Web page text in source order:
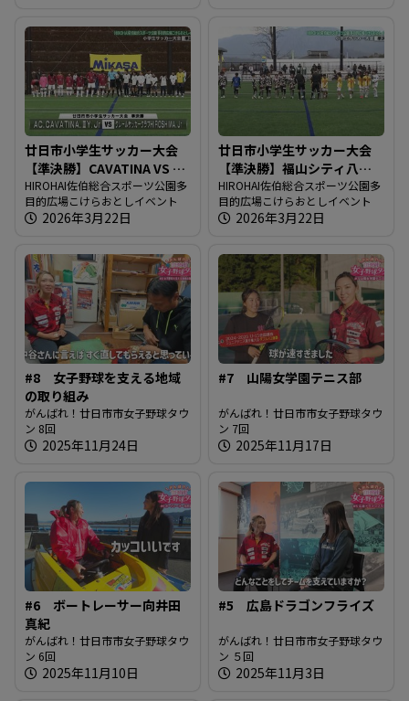
廿日市小学生サッカー大会
【準決勝】CAVATINA VS ク
レール広島
HIROHAI佐伯総合スポーツ公園多
目的広場こけらおとしイベント
2026年3月22日
廿日市小学生サッカー大会
【準決勝】福山シティ八幡
VS 安芸府中
HIROHAI佐伯総合スポーツ公園多
目的広場こけらおとしイベント
2026年3月22日
#8 女子野球を支える地域
の取り組み
がんばれ！廿日市市女子野球タウ
ン 8回
2025年11月24日
#7 山陽女学園テニス部
がんばれ！廿日市市女子野球タウ
ン 7回
2025年11月17日
#6 ボートレーサー向井田
真紀
がんばれ！廿日市市女子野球タウ
ン 6回
2025年11月10日
#5 広島ドラゴンフライズ
がんばれ！廿日市市女子野球タウ
ン ５回
2025年11月3日